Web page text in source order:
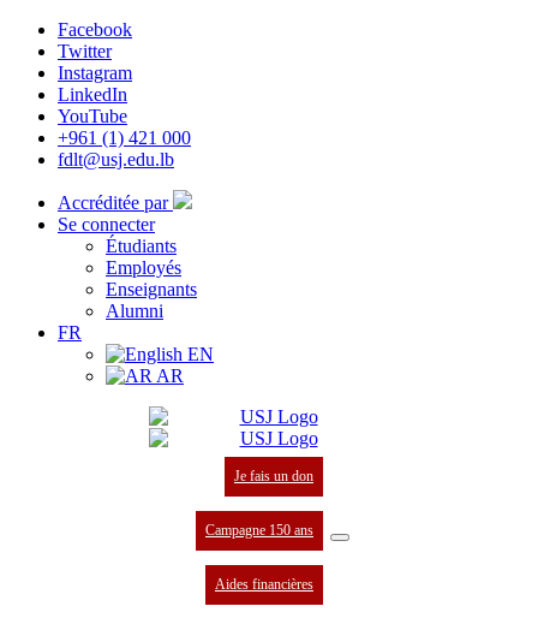
Facebook
Twitter
Instagram
LinkedIn
YouTube
+961 (1) 421 000
fdlt@usj.edu.lb
Accréditée par
Se connecter
Étudiants
Employés
Enseignants
Alumni
FR
EN
AR
Je fais un don
Campagne 150 ans
Aides financières